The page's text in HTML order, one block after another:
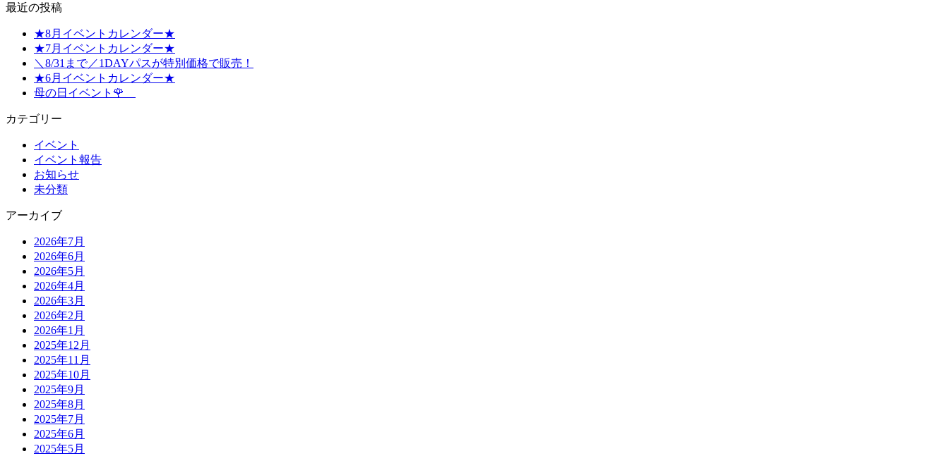
最近の投稿
★8月イベントカレンダー★
★7月イベントカレンダー★
＼8/31まで／1DAYパスが特別価格で販売！
★6月イベントカレンダー★
母の日イベント🌹
カテゴリー
イベント
イベント報告
お知らせ
未分類
アーカイブ
2026年7月
2026年6月
2026年5月
2026年4月
2026年3月
2026年2月
2026年1月
2025年12月
2025年11月
2025年10月
2025年9月
2025年8月
2025年7月
2025年6月
2025年5月